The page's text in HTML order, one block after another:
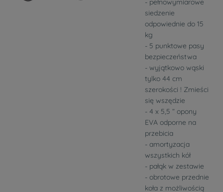
- pełnowymiarowe
siedzenie
odpowiednie do 15
kg
- 5 punktowe pasy
bezpieczeństwa
- wyjątkowo wąski
tylko 44 cm
szerokości ! Zmieści
się wszędzie
- 4 x 5,5 ” opony
EVA odporne na
przebicia
- amortyzacja
wszystkich kół
- pałąk w zestawie
- obrotowe przednie
koła z możliwością